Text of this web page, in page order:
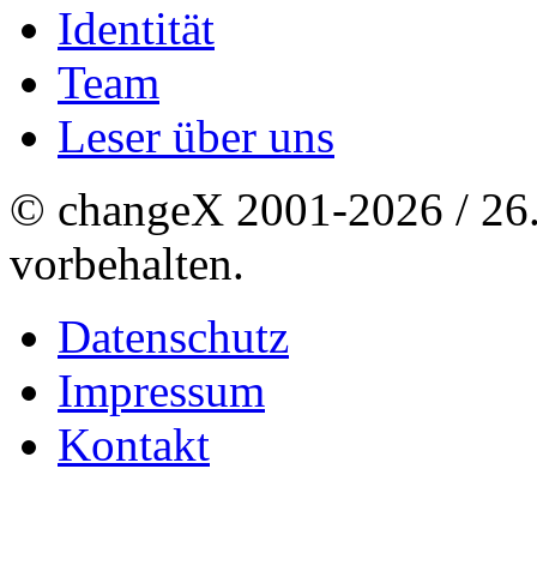
Identität
Team
Leser über uns
© changeX 2001-2026 /
vorbehalten.
Datenschutz
Impressum
Kontakt